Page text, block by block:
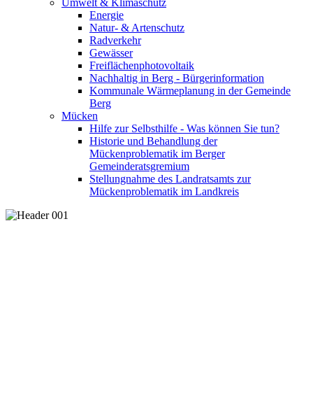
Umwelt & Klimaschutz
Energie
Natur- & Artenschutz
Radverkehr
Gewässer
Freiflächenphotovoltaik
Nachhaltig in Berg - Bürgerinformation
Kommunale Wärmeplanung in der Gemeinde
Berg
Mücken
Hilfe zur Selbsthilfe - Was können Sie tun?
Historie und Behandlung der
Mückenproblematik im Berger
Gemeinderatsgremium
Stellungnahme des Landratsamts zur
Mückenproblematik im Landkreis